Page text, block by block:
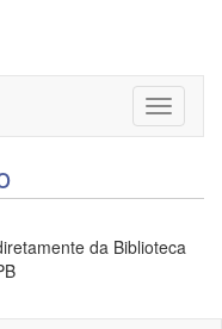
Toggle
da Biblioteca